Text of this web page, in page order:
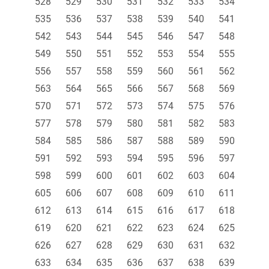
535
536 537 538 539 540
541
542
543 544 545 546 547
548
549
550 551 552 553 554
555
556
557 558 559 560 561
562
563
564 565 566 567 568
569
570
571 572 573 574 575
576
577
578 579 580 581 582
583
584
585 586 587 588 589
590
591
592 593 594 595 596
597
598
599 600 601 602 603
604
605
606 607 608 609 610
611
612
613 614 615 616 617
618
619
620 621 622 623 624
625
626
627 628 629 630 631
632
633
634 635 636 637 638
639